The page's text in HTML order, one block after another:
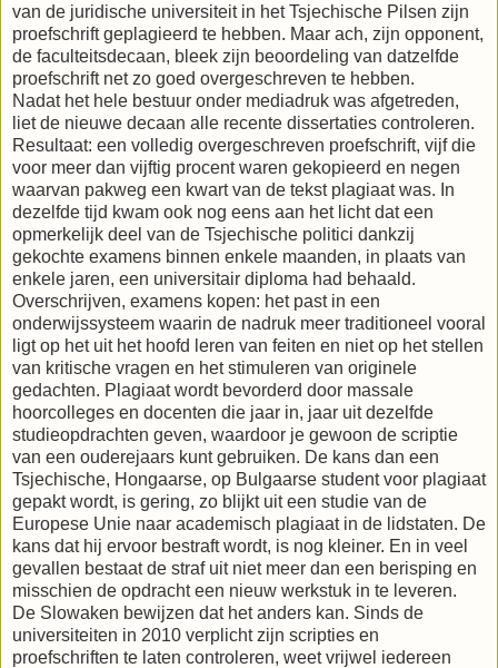
van de juridische universiteit in het Tsjechische Pilsen zijn
proefschrift geplagieerd te hebben. Maar ach, zijn opponent,
de faculteitsdecaan, bleek zijn beoordeling van datzelfde
proefschrift net zo goed overgeschreven te hebben.
Nadat het hele bestuur onder mediadruk was afgetreden,
liet de nieuwe decaan alle recente dissertaties controleren.
Resultaat: een volledig overgeschreven proefschrift, vijf die
voor meer dan vijftig procent waren gekopieerd en negen
waarvan pakweg een kwart van de tekst plagiaat was. In
dezelfde tijd kwam ook nog eens aan het licht dat een
opmerkelijk deel van de Tsjechische politici dankzij
gekochte examens binnen enkele maanden, in plaats van
enkele jaren, een universitair diploma had behaald.
Overschrijven, examens kopen: het past in een
onderwijssysteem waarin de nadruk meer traditioneel vooral
ligt op het uit het hoofd leren van feiten en niet op het stellen
van kritische vragen en het stimuleren van originele
gedachten. Plagiaat wordt bevorderd door massale
hoorcolleges en docenten die jaar in, jaar uit dezelfde
studieopdrachten geven, waardoor je gewoon de scriptie
van een ouderejaars kunt gebruiken. De kans dan een
Tsjechische, Hongaarse, op Bulgaarse student voor plagiaat
gepakt wordt, is gering, zo blijkt uit een studie van de
Europese Unie naar academisch plagiaat in de lidstaten. De
kans dat hij ervoor bestraft wordt, is nog kleiner. En in veel
gevallen bestaat de straf uit niet meer dan een berisping en
misschien de opdracht een nieuw werkstuk in te leveren.
De Slowaken bewijzen dat het anders kan. Sinds de
universiteiten in 2010 verplicht zijn scripties en
proefschriften te laten controleren, weet vrijwel iedereen